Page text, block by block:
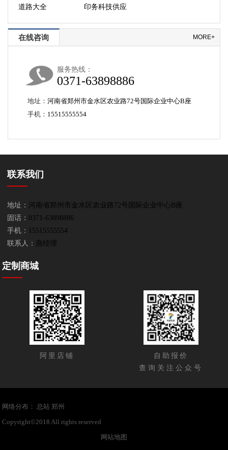
道路大全
印务科技供应
MORE+
在线咨询
服务热线：
0371-63898886
地址： 河南省郑州市金水区农业路72号国际企业中心B座
手机： 15515555554
联系我们
地址： 河南省郑州市金水区农业路72号国际企业中心B座
固话： 0371-63898886
手机： 15515555554
联系人： 燕经理
定制商城
阿里店铺
自助报价
查询关注公众号
网络分布：总站 郑州
Copyright©2018 All rights reserved
网站地图